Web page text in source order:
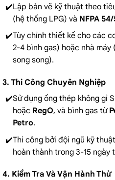
Lập bản vẽ kỹ thuật theo
(hệ thống LPG) và NFPA
Tùy chỉnh thiết kế cho các
2-4 bình gas) hoặc nhà
song song).
3. Thi Công Chuyên Nghiệp
Sử dụng ống thép không gỉ
hoặc RegO, và bình gas từ
Petro.
Thi công bởi đội ngũ kỹ
hoàn thành trong 3-15 ngày
4. Kiểm Tra Và Vận Hành Thử